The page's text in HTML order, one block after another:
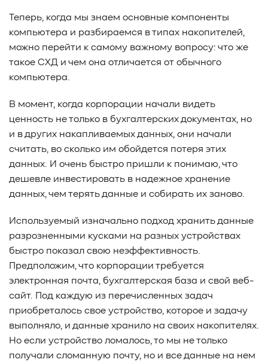
#ЗащитаДанных
#it-инфраструктура
#коммутаторы
#Codium
#ComputationalStorage
#StorageArchitecture
#DataProcessing
#KV_cache
#Long-context_LLM
#AI_datacenter
#Кибератака
#Риски
#Продукт
#система_мониторинга
#ПО
#data fabric
#architecture
#Tech Pulse
#Векторные базы данных
#AI-инфраструктура
#Enterprise AI
#VAST Data
#WEKA
#Hitachi Vantara #SES
#индустрия
#Вычислительные накопители
#NetApp
#Qdrant
#Pure Storage
#кэширование
#SRAM
#DRAM Cache
#SLC Cache
#PLP
#Объектное хранилище
#HTTP/TCP #CPU
#Flash
#Baum UDS
#оверпровижининг
#SCSI/SAS
#enterprise SSD
#сonsumer SSD
#подбор СХД
#storage management
#Redfish
#Swordfish
Теперь, когда мы знаем основные компоненты
компьютера и разбираемся в типах накопителей,
можно перейти к самому важному вопросу: что же
такое СХД и чем она отличается от обычного
компьютера.
В момент, когда корпорации начали видеть
ценность не только в бухгалтерских документах, но
и в других накапливаемых данных, они начали
считать, во сколько им обойдется потеря этих
данных. И очень быстро пришли к понимаю, что
дешевле инвестировать в надежное хранение
данных, чем терять данные и собирать их заново.
Используемый изначально подход хранить данные
разрозненными кусками на разных устройствах
быстро показал свою неэффективность.
Предположим, что корпорации требуется
электронная почта, бухгалтерская база и свой веб-
сайт. Под каждую из перечисленных задач
приобреталось свое устройство, которое и задачу
выполняло, и данные хранило на своих накопителях.
Но если устройство ломалось, то мы не только
получали сломанную почту, но и все данные на нем